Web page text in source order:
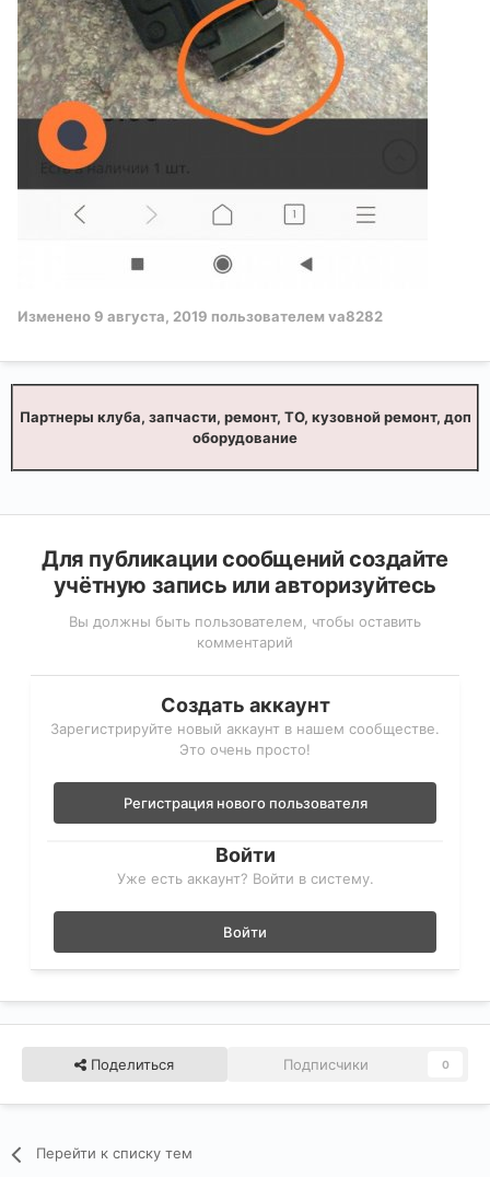
Изменено9 августа, 2019 пользователем va8282
Партнеры клуба, запчасти, ремонт, ТО, кузовной ремонт, доп
оборудование
Для публикации сообщений создайте
учётную запись или авторизуйтесь
Вы должны быть пользователем, чтобы оставить
комментарий
Создать аккаунт
Зарегистрируйте новый аккаунт в нашем сообществе.
Это очень просто!
Регистрация нового пользователя
Войти
Уже есть аккаунт? Войти в систему.
Войти
Поделиться Подписчики 0
Перейти к списку тем